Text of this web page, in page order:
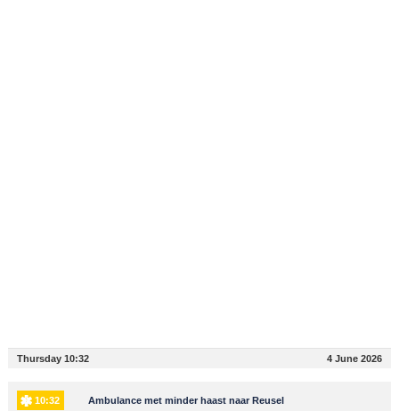
Thursday 10:32 4 June 2026
10:32 Ambulance met minder haast naar Reusel